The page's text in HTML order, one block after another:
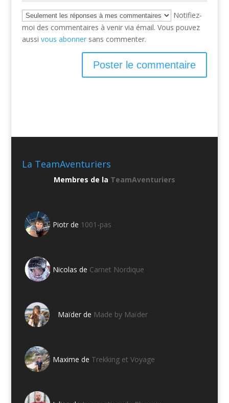
Notifiez-
moi des commentaires à venir via émail. Vous pouvez
aussi vous abonnersans commenter.
La TeamAventuriers
Membres de la TeamAventuriers
Piotr de 1001-pas
Nicolas de Carnet Nordique
Maïder de Made by Maïder
Maxime de Trekking et Voyage